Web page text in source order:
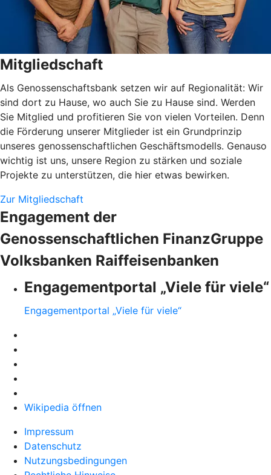
Mitgliedschaft
Als Genossenschaftsbank setzen wir auf Regionalität: Wir
sind dort zu Hause, wo auch Sie zu Hause sind. Werden
Sie Mitglied und profitieren Sie von vielen Vorteilen. Denn
die Förderung unserer Mitglieder ist ein Grundprinzip
unseres genossenschaftlichen Geschäftsmodells. Genauso
wichtig ist uns, unsere Region zu stärken und soziale
Projekte zu unterstützen, die hier etwas bewirken.
Zur Mitgliedschaft
Engagement der
Genossenschaftlichen FinanzGruppe
Volksbanken Raiffeisenbanken
Engagementportal „Viele für viele“
Engagementportal „Viele für viele“
Wikipedia öffnen
Impressum
Datenschutz
Nutzungsbedingungen